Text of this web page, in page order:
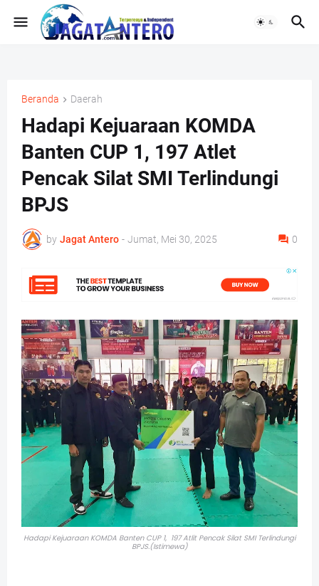
Beranda Daerah
Hadapi Kejuaraan KOMDA
Banten CUP 1, 197 Atlet
Pencak Silat SMI Terlindungi
BPJS
by Jagat Antero - Jumat, Mei 30, 2025 0
Hadapi Kejuaraan KOMDA Banten CUP 1, 197 Atlit Pencak Silat SMI Terlindungi
BPJS.(Istimewa)